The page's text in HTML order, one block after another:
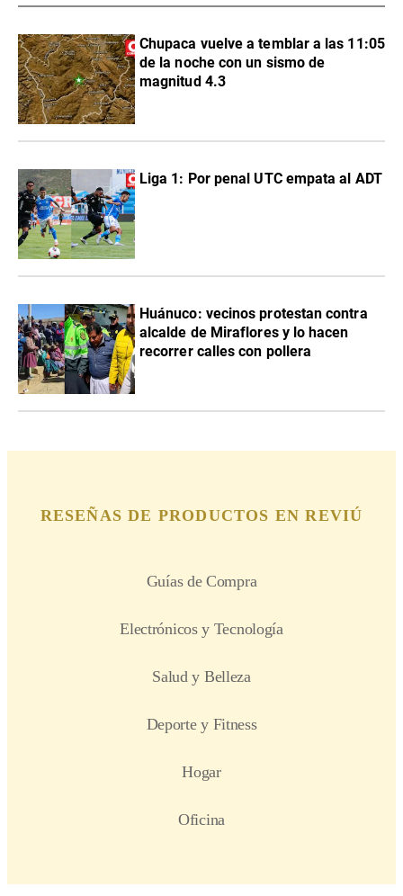
Chupaca vuelve a temblar a las 11:05
de la noche con un sismo de
magnitud 4.3
Liga 1: Por penal UTC empata al ADT
Huánuco: vecinos protestan contra
alcalde de Miraflores y lo hacen
recorrer calles con pollera